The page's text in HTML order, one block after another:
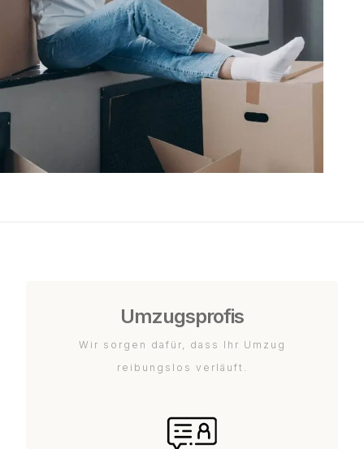
Umzugsprofis
Wir sorgen dafür, dass Ihr Umzug
reibungslos verläuft.